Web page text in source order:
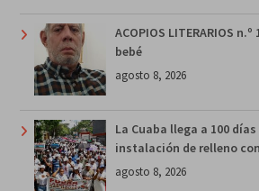
ACOPIOS LITERARIOS
bebé
agosto 8, 2026
La Cuaba llega a 100
instalación de relleno
agosto 8, 2026